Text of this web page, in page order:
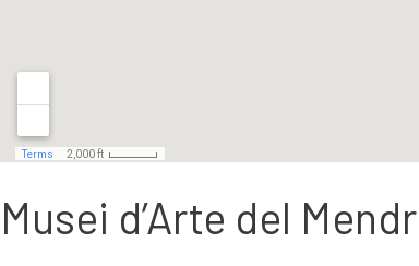
Musei d’Arte del